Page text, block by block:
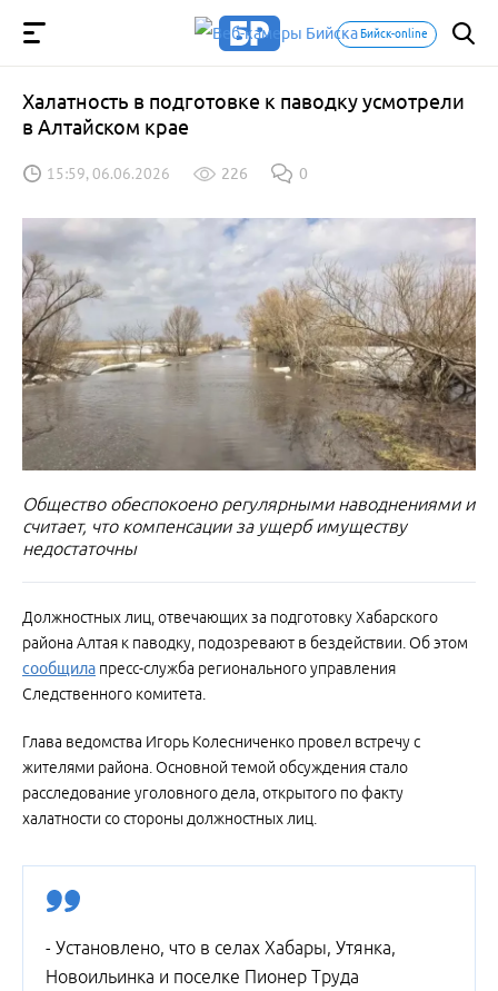
Бийск-online
Халатность в подготовке к паводку усмотрели
в Алтайском крае
15:59, 06.06.2026 226 0
Общество обеспокоено регулярными наводнениями и
считает, что компенсации за ущерб имуществу
недостаточны
Должностных лиц, отвечающих за подготовку Хабарского
района Алтая к паводку, подозревают в бездействии. Об этом
сообщила пресс-служба регионального управления
Следственного комитета.
Глава ведомства Игорь Колесниченко провел встречу с
жителями района. Основной темой обсуждения стало
расследование уголовного дела, открытого по факту
халатности со стороны должностных лиц.
- Установлено, что в селах Хабары, Утянка,
Новоильинка и поселке Пионер Труда